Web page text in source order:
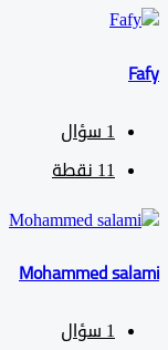
سؤال
نقطة
Mohammed
سؤال